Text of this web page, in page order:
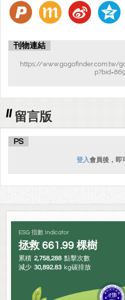
刊物連結
https://www.gogofinder.com.tw/
留言版
PS
登入會員後，即
ESG 指數 Indicator
拯救 661.99 棵樹
累積 2,758,288 點擊次數
減少 30,892.83 kg碳排放